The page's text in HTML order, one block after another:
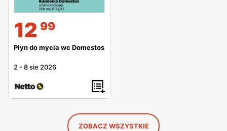
12 99
Płyn do mycia wc Domestos
2 -8 sie 2026
ZOBACZ WSZYSTKIE